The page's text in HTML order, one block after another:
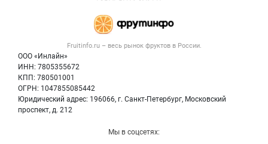
Fruitinfo.ru – весь рынок фруктовв России.
ООО «Инлайн»
ИНН: 7805355672
КПП: 780501001
ОГРН: 1047855085442
Юридический адрес: 196066, г. Санкт-Петербург, Московский
проспект, д. 212
Публичная оферта
Контактная информация
Политика обработки персональных данных
Новости рынка
Готовая продукция
Овощи
Фрукты
Мы в соцсетях: